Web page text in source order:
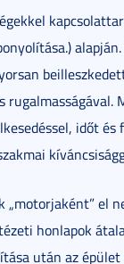
rugalmasságával.
időt és
„motorjaként” el
honlapok
után az